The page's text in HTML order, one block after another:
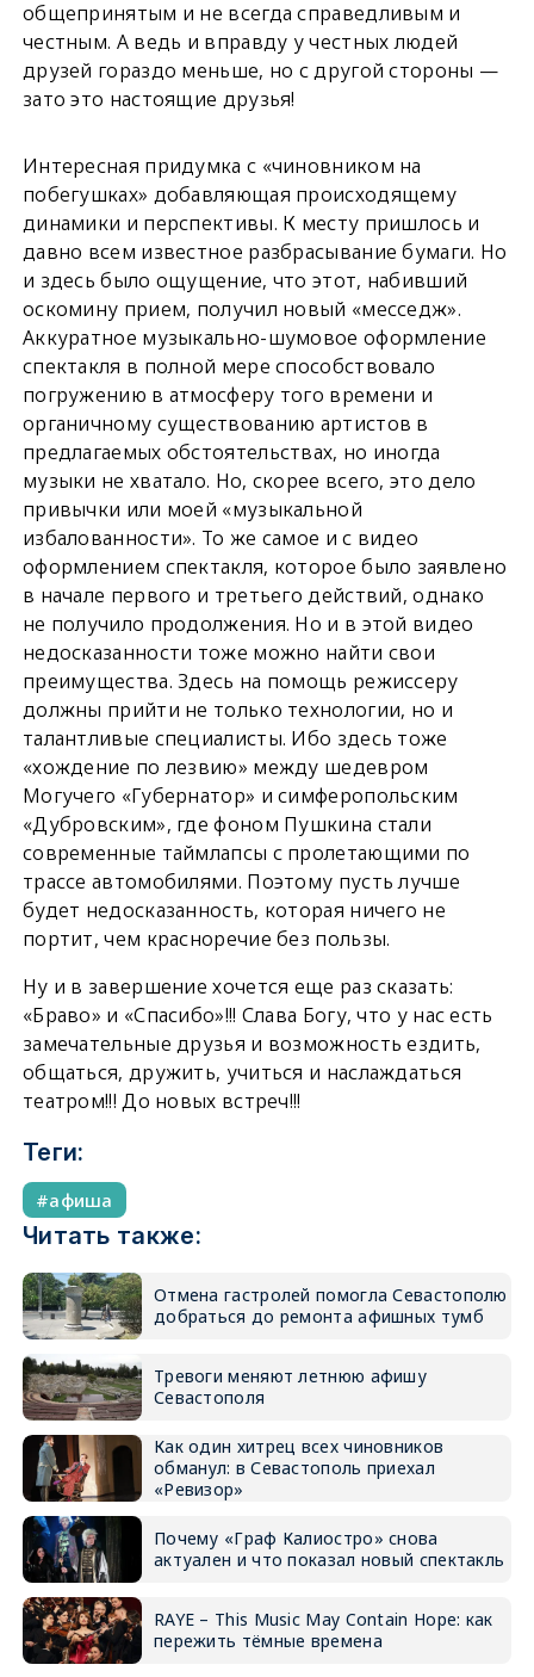
общепринятым и не всегда справедливым и
честным. А ведь и вправду у честных людей
друзей гораздо меньше, но с другой стороны —
зато это настоящие друзья!
Интересная придумка с «чиновником на
побегушках» добавляющая происходящему
динамики и перспективы. К месту пришлось и
давно всем известное разбрасывание бумаги. Но
и здесь было ощущение, что этот, набивший
оскомину прием, получил новый «месседж».
Аккуратное музыкально-шумовое оформление
спектакля в полной мере способствовало
погружению в атмосферу того времени и
органичному существованию артистов в
предлагаемых обстоятельствах, но иногда
музыки не хватало. Но, скорее всего, это дело
привычки или моей «музыкальной
избалованности». То же самое и с видео
оформлением спектакля, которое было заявлено
в начале первого и третьего действий, однако
не получило продолжения. Но и в этой видео
недосказанности тоже можно найти свои
преимущества. Здесь на помощь режиссеру
должны прийти не только технологии, но и
талантливые специалисты. Ибо здесь тоже
«хождение по лезвию» между шедевром
Могучего «Губернатор» и симферопольским
«Дубровским», где фоном Пушкина стали
современные таймлапсы с пролетающими по
трассе автомобилями. Поэтому пусть лучше
будет недосказанность, которая ничего не
портит, чем красноречие без пользы.
Ну и в завершение хочется еще раз сказать:
«Браво» и «Спасибо»!!! Слава Богу, что у нас есть
замечательные друзья и возможность ездить,
общаться, дружить, учиться и наслаждаться
театром!!! До новых встреч!!!
Теги:
афиша
Читать также:
Отмена гастролей помогла Севастополю
добраться до ремонта афишных тумб
Тревоги меняют летнюю афишу
Севастополя
Как один хитрец всех чиновников
обманул: в Севастополь приехал
«Ревизор»
Почему «Граф Калиостро» снова
актуален и что показал новый спектакль
RAYE – This Music May Contain Hope: как
пережить тёмные времена